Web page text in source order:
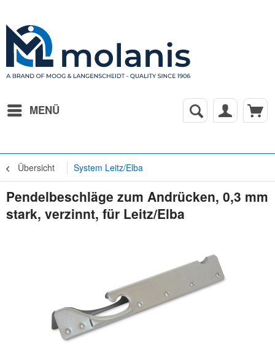
MENÜ
Übersicht System Leitz/Elba
Pendelbeschläge zum Andrücken, 0,3 mm
stark, verzinnt, für Leitz/Elba